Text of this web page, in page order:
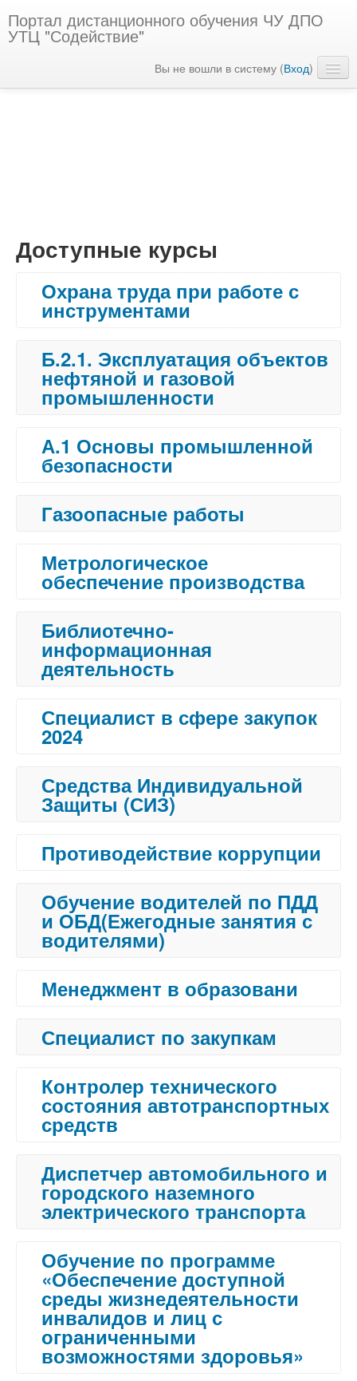
Портал дистанционного обучения ЧУ ДПО
УТЦ "Содействие"
Вы не вошли в систему (Вход)
Доступные курсы
Охрана труда при работе с
инструментами
Б.2.1. Эксплуатация объектов
нефтяной и газовой
промышленности
А.1 Основы промышленной
безопасности
Газоопасные работы
Метрологическое
обеспечение производства
Библиотечно-
информационная
деятельность
Специалист в сфере закупок
2024
Средства Индивидуальной
Защиты (СИЗ)
Противодействие коррупции
Обучение водителей по ПДД
и ОБД(Ежегодные занятия с
водителями)
Менеджмент в образовани
Специалист по закупкам
Контролер технического
состояния автотранспортных
средств
Диспетчер автомобильного и
городского наземного
электрического транспорта
Обучение по программе
«Обеспечение доступной
среды жизнедеятельности
инвалидов и лиц с
ограниченными
возможностями здоровья»